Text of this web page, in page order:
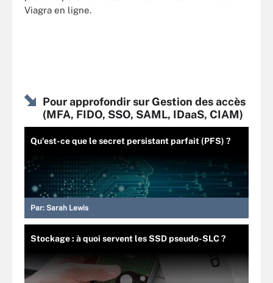
Viagra en ligne.
Pour approfondir sur Gestion des accès
(MFA, FIDO, SSO, SAML, IDaaS, CIAM)
Qu'est-ce que le secret persistant parfait (PFS) ?
Par: Sarah Lewis
Stockage : à quoi servent les SSD pseudo-SLC ?